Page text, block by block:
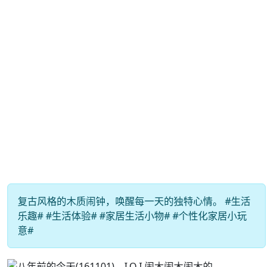
复古风格的木质闹钟，唤醒每一天的独特心情。 #生活
乐趣# #生活体验# #家居生活小物# #个性化家居小玩
意#